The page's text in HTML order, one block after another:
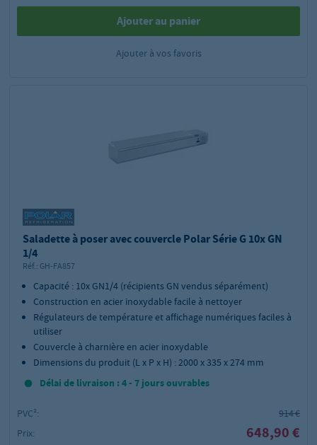
Ajouter au panier
Ajouter à vos favoris
Saladette à poser avec couvercle Polar Série G 10x GN
1/4
Réf.: GH-FA857
Capacité : 10x GN1/4 (récipients GN vendus séparément)
Construction en acier inoxydable facile à nettoyer
Régulateurs de température et affichage numériques faciles à
utiliser
Couvercle à charnière en acier inoxydable
Dimensions du produit (L x P x H) : 2000 x 335 x 274 mm
Délai de livraison : 4 - 7 jours ouvrables
PVC²:
914 €
Prix:
648,90 €